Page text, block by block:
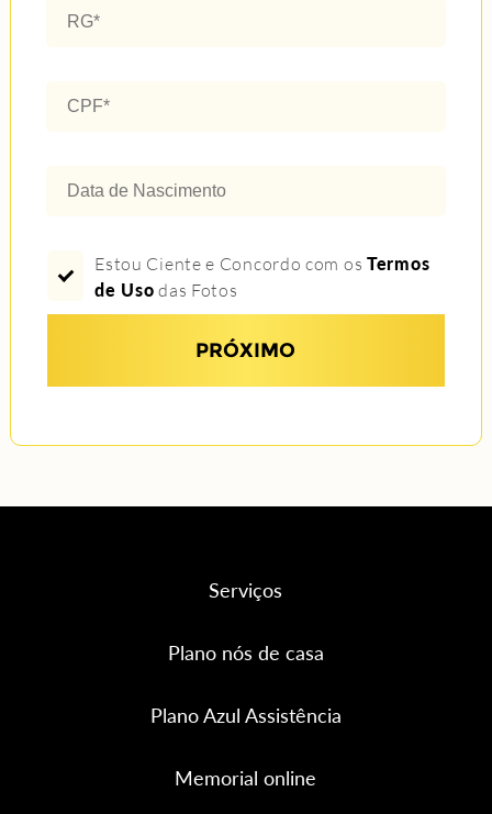
Estou Ciente e Concordo com os Termos
de Uso das Fotos
PRÓXIMO
Serviços
Plano nós de casa
Plano Azul Assistência
Memorial online